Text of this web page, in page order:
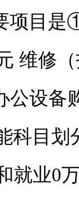
项目
维修
设备
科目划
就业0